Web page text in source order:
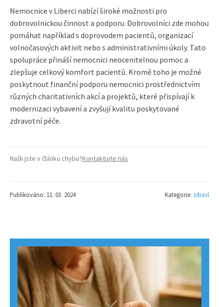
Nemocnice v Liberci nabízí široké možnosti pro
dobrovolnickou činnost a podporu. Dobrovolníci zde mohou
pomáhat například s doprovodem pacientů, organizací
volnočasových aktivit nebo s administrativními úkoly. Tato
spolupráce přináší nemocnici neocenitelnou pomoc a
zlepšuje celkový komfort pacientů. Kromě toho je možné
poskytnout finanční podporu nemocnici prostřednictvím
různých charitativních akcí a projektů, které přispívají k
modernizaci vybavení a zvyšují kvalitu poskytované
zdravotní péče.
Našli jste v článku chybu?Kontaktujte nás
Publikováno: 11. 03. 2024 Kategorie: zdraví